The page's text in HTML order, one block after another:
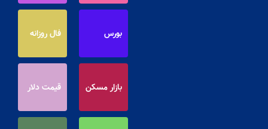
بورس فال روزانه
بازار مسکن قیمت دلار